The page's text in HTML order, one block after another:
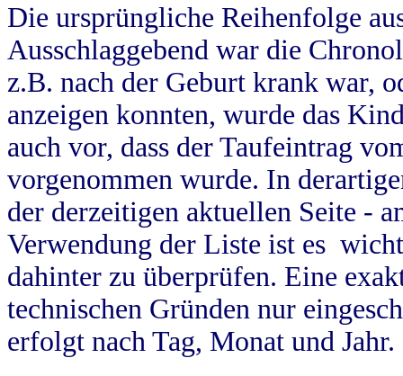
Die ursprüngliche Reihenfolge
Ausschlaggebend war die
z.B. nach der Geburt krank war,
anzeigen konnten, wurde das
auch vor, dass der Taufeintrag
vorgenommen wurde. In
der derzeitigen aktuellen Seite -
Verwendung der Liste ist es
dahinter zu überprüfen. Eine
technischen Gründen nur
erfolgt nach Tag, Monat und Jahr.